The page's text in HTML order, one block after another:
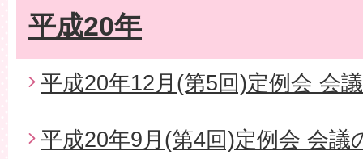
平成20年
平成20年12月(第5回)定例会 会
平成20年9月(第4回)定例会 会議